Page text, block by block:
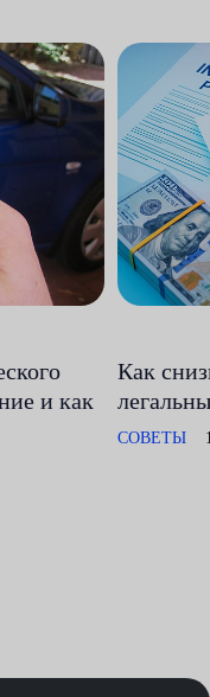
и как
Как
СОВЕТЫ